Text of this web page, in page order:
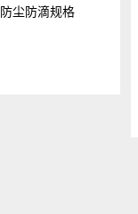
防尘防滴规格